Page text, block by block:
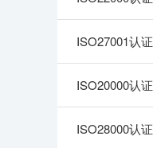
ISO27001认证
ISO20000认证
ISO28000认证